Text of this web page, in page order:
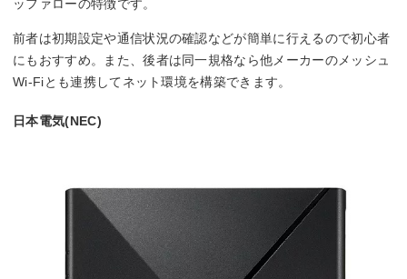
ッファローの特徴です。
前者は初期設定や通信状況の確認などが簡単に行えるので初心者
にもおすすめ。また、後者は同一規格なら他メーカーのメッシュ
Wi-Fiとも連携してネット環境を構築できます。
日本電気(NEC)